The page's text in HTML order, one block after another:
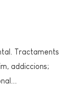
Tractaments
addiccions;